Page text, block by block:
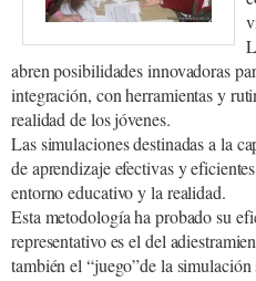
abren posibilidades innovadoras
integración, con herramientas y
realidad de los jóvenes.
Las simulaciones destinadas a la
de aprendizaje efectivas y
entorno educativo y la realidad.
Esta metodología ha probado su
representativo es el del
también el “juego”de la